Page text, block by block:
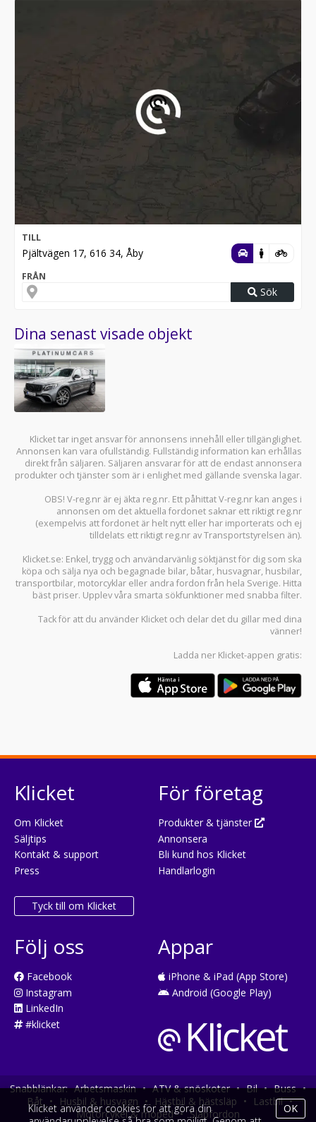
TILL
Pjältvägen 17, 616 34, Åby
FRÅN
Sök
Dina senast visade objekt
Klicket tar inget ansvar för annonsens innehåll eller tillgänglighet.
Annonsen kan vara ofullständig. Fullständig information kan erhållas
direkt från säljaren. Säljaren ansvarar för att de endast annonsera
produkter och tjänster som är i enlighet med gällande svenska lagar.
OBS! V-reg.nr är ej äkta reg.nr. Ett påhittat V-reg.nr kan anges i
annonsen om det aktuella fordonet saknar ett riktigt reg.nr
(exempelvis att fordonet är helt nytt eller har importerats och ej
tilldelats ett riktigt reg.nr av Transportstyrelsen än).
Klicket.se: Enkel, trygg och användarvänlig söktjänst för dig som ska
köpa och sälja nya och begagnade bilar, båtar, husvagnar, husbilar,
transportbilar, motorcyklar eller andra fordon från hela Sverige. Hitta
bäst priser. Upplev våra smarta sökfunktioner med snabba filter.
Tack för att du använder Klicket och delar det du gillar med dina
vänner!
Ladda ner Klicket-appen gratis:
Klicket
Om Klicket
Säljtips
Kontakt & support
Press
Tyck till om Klicket
För företag
Produkter & tjänster
Annonsera
Bli kund hos Klicket
Handlarlogin
Följ oss
Facebook
Instagram
LinkedIn
#klicket
Appar
iPhone & iPad (App Store)
Android (Google Play)
Snabblänkar: Arbetsmaskin • ATV & snöskoter • Bil • Buss •
Båt • Husbil & husvagn • Hästbil & hästsläp • Lastbil •
Motorcykel & moped • Släpfordon
Klicket använder cookies för att göra din
OK